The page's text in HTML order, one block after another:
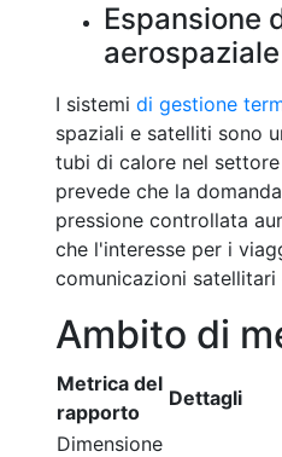
Espansione
aerospaziale
I sistemi di gestione
spaziali e satelliti sono
tubi di calore nel
prevede che la
pressione controllata
che l'interesse per i
comunicazioni satellitari
Ambito di
Metrica del
rapporto
Dettagli
Dimensione